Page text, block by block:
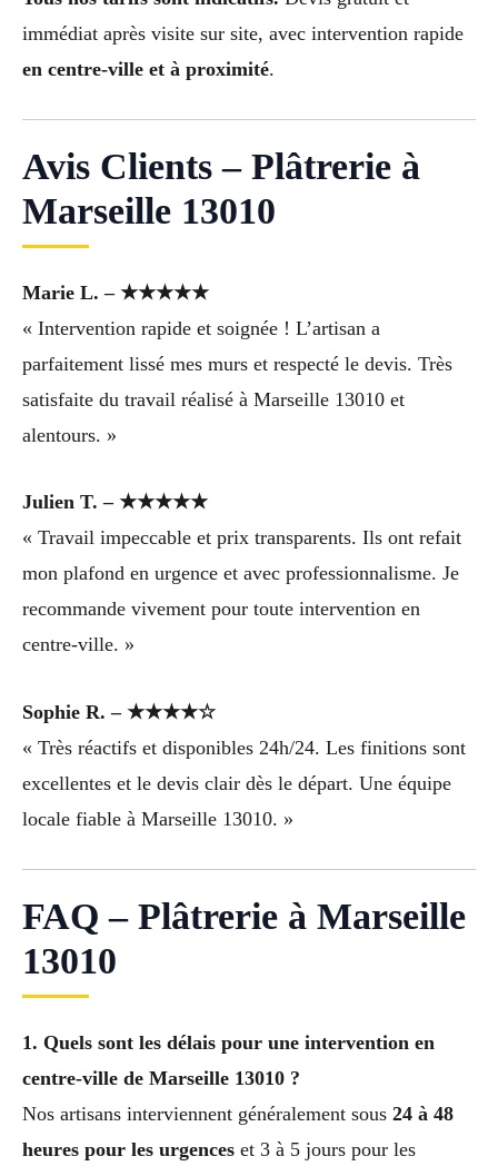
immédiat après visite sur site, avec intervention rapide
en centre-ville et à proximité.
Avis Clients – Plâtrerie à
Marseille 13010
Marie L. – ★★★★★
« Intervention rapide et soignée ! L’artisan a
parfaitement lissé mes murs et respecté le devis. Très
satisfaite du travail réalisé à Marseille 13010 et
alentours. »
Julien T. – ★★★★★
« Travail impeccable et prix transparents. Ils ont refait
mon plafond en urgence et avec professionnalisme. Je
recommande vivement pour toute intervention en
centre-ville. »
Sophie R. – ★★★★☆
« Très réactifs et disponibles 24h/24. Les finitions sont
excellentes et le devis clair dès le départ. Une équipe
locale fiable à Marseille 13010. »
FAQ – Plâtrerie à Marseille
13010
1. Quels sont les délais pour une intervention en
centre-ville de Marseille 13010 ?
Nos artisans interviennent généralement sous 24 à 48
heures pour les urgences et 3 à 5 jours pour les